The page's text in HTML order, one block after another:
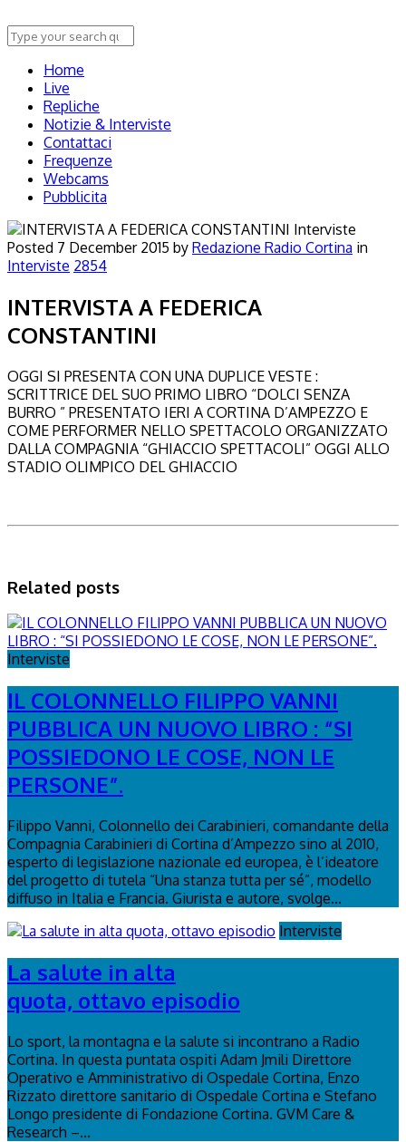
Home
Live
Repliche
Notizie & Interviste
Contattaci
Frequenze
Webcams
Pubblicita
Interviste
Posted 7 December 2015 by Redazione Radio Cortina in
Interviste 2854
INTERVISTA A FEDERICA
CONSTANTINI
OGGI SI PRESENTA CON UNA DUPLICE VESTE :
SCRITTRICE DEL SUO PRIMO LIBRO “DOLCI SENZA
BURRO ” PRESENTATO IERI A CORTINA D’AMPEZZO E
COME PERFORMER NELLO SPETTACOLO ORGANIZZATO
DALLA COMPAGNIA “GHIACCIO SPETTACOLI” OGGI ALLO
STADIO OLIMPICO DEL GHIACCIO
Related posts
Interviste
IL COLONNELLO FILIPPO VANNI
PUBBLICA UN NUOVO LIBRO : “SI
POSSIEDONO LE COSE, NON LE
PERSONE”.
Filippo Vanni, Colonnello dei Carabinieri, comandante della
Compagnia Carabinieri di Cortina d’Ampezzo sino al 2010,
esperto di legislazione nazionale ed europea, è l’ideatore
del progetto di tutela “Una stanza tutta per sé”, modello
diffuso in Italia e Francia. Giurista e autore, svolge...
Interviste
La salute in alta
quota, ottavo episodio
Lo sport, la montagna e la salute si incontrano a Radio
Cortina. In questa puntata ospiti Adam Jmili Direttore
Operativo e Amministrativo di Ospedale Cortina, Enzo
Rizzato direttore sanitario di Ospedale Cortina e Stefano
Longo presidente di Fondazione Cortina. GVM Care &
Research –...